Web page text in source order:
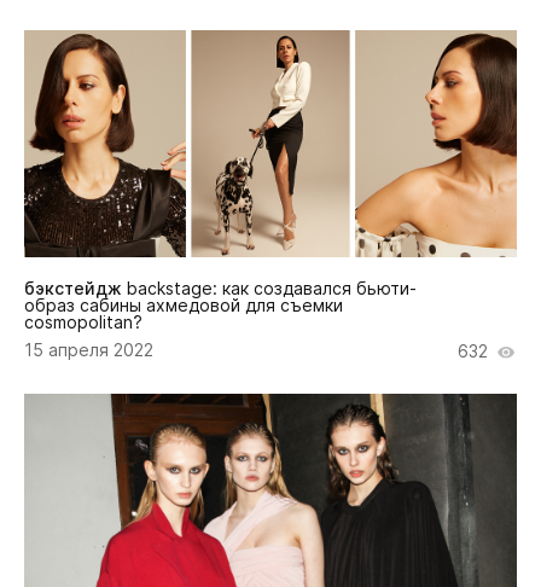
бэкстейдж backstage: как создавался бьюти-
образ сабины ахмедовой для съемки
cosmopolitan?
15 апреля 2022
632